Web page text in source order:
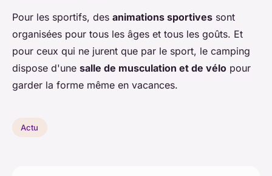
Pour les sportifs, des animations sportives sont
organisées pour tous les âges et tous les goûts. Et
pour ceux qui ne jurent que par le sport, le camping
dispose d'une salle de musculation et de vélo pour
garder la forme même en vacances.
Actu